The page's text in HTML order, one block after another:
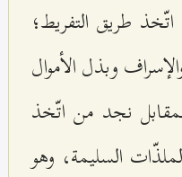
طريق التفريط؛
وبذل الأموال
نجد من اتّخذ
السليمة، وهو